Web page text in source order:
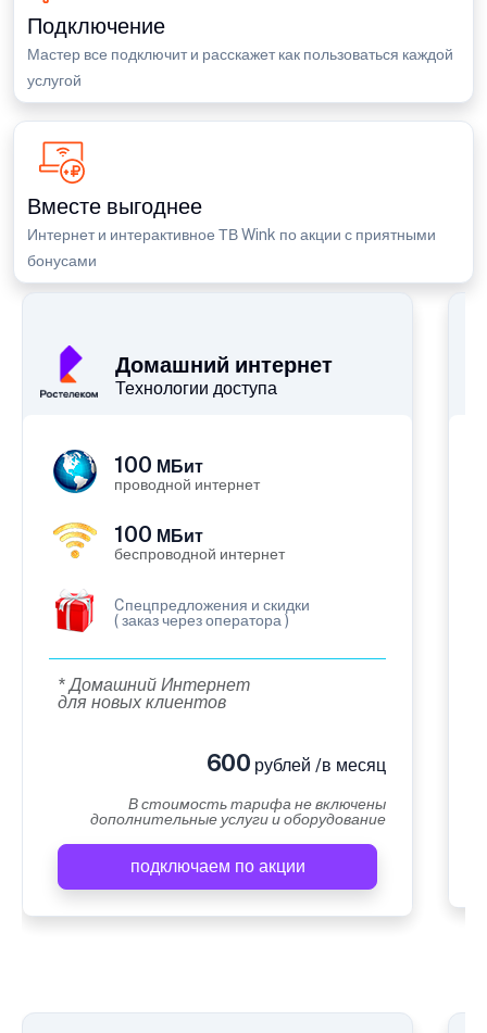
Подключение
Мастер все подключит и расскажет как пользоваться каждой
услугой
Вместе выгоднее
Интернет и интерактивное ТВ Wink по акции с приятными
бонусами
Домашний интернет
Технологии доступа
100 МБит
проводной интернет
100 МБит
беспроводной интернет
Cпецпредложения и скидки
( заказ через оператора )
* Домашний Интернет
для новых клиентов
600 рублей /в месяц
В стоимость тарифа не включены
дополнительные услуги и оборудование
подключаем по акции